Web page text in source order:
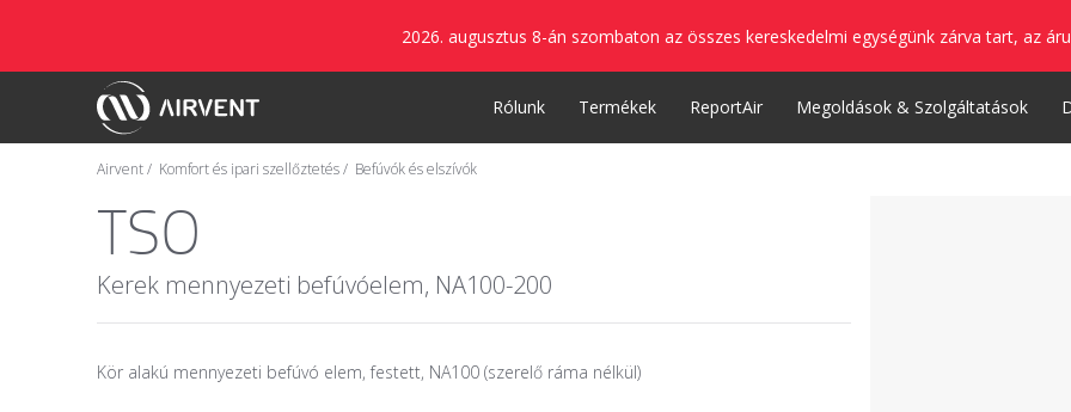
2026. augusztus 8-án szombaton az összes kereskedelmi egységünk zárva tart, az
Rólunk Termékek ReportAir Megoldások & Szolgáltatások
Airvent Komfort és ipari szellőztetés Befúvók és elszívók
TSO
Kerek mennyezeti befúvóelem, NA100-200
Kör alakú mennyezeti befúvó elem, festett, NA100 (szerelő ráma nélkül)